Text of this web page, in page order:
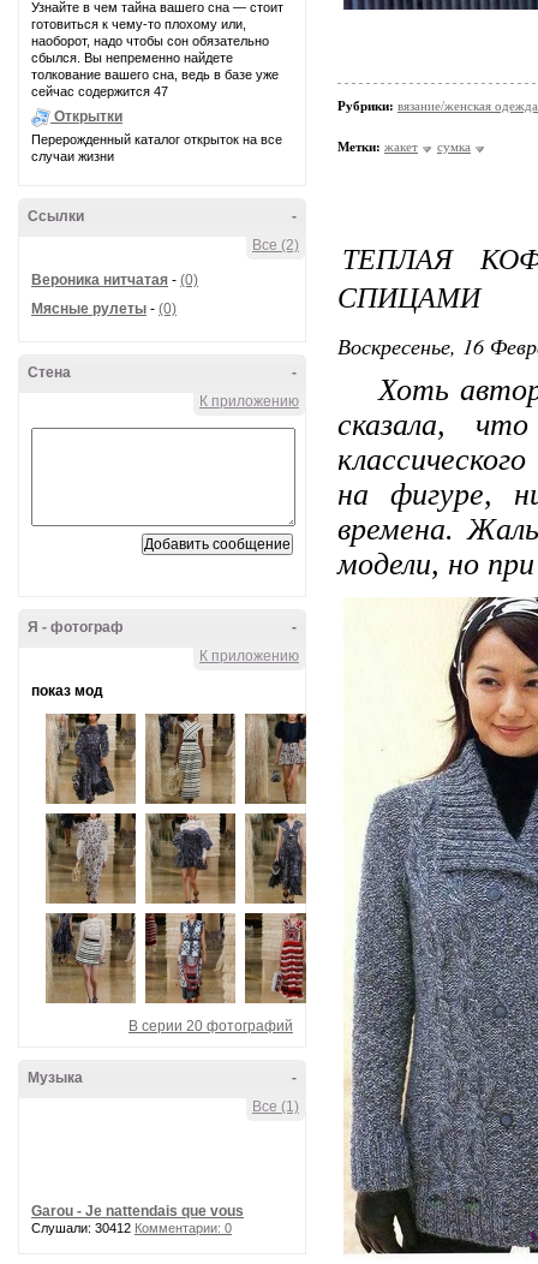
Узнайте в чем тайна вашего сна — стоит
готовиться к чему-то плохому или,
наоборот, надо чтобы сон обязательно
сбылся. Вы непременно найдете
толкование вашего сна, ведь в базе уже
сейчас содержится 47
Открытки
Перерожденный каталог открыток на все
случаи жизни
-
Ссылки
Все (2)
Вероника нитчатая - (0)
Мясные рулеты - (0)
-
Стена
К приложению
-
Я - фотограф
К приложению
показ мод
В серии 20 фотографий
-
Музыка
Все (1)
Garou - Je nattendais que vous
Слушали: 30412 Комментарии: 0
Рубрики: вязание/женская одежда
Метки: жакет сумка
ТЕПЛАЯ
СПИЦАМИ
Воскресенье, 16
Хоть автор
сказала,
на фигуре,
времена.
модели, но